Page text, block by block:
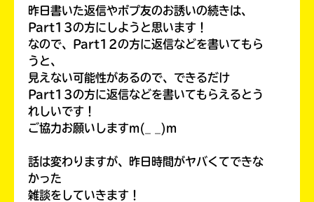
キミノラジオ配信中！
いろんな動画が
見られる
昨日書いた返信やポプ友のお誘いの続きは、
Part13の方にしようと思います！
なので、Part12の方に返信などを書いてもら
うと、
見えない可能性があるので、できるだけ
Part13の方に返信などを書いてもらえるとう
れしいです！
ご協力お願いしますm(_ _)m
話は変わりますが、昨日時間がヤバくてできな
かった
雑談をしていきます！